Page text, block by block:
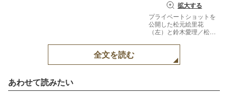
拡大する
プライベートショットを
公開した松元絵里花
（左）と鈴木愛理／松元
全文を読む
あわせて読みたい